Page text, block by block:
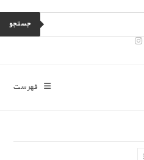
جستجو
فهرست